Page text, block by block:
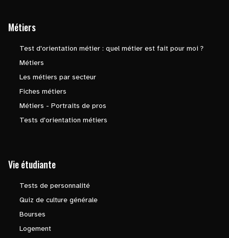
Métiers
Test d'orientation métier : quel métier est fait pour moi ?
Métiers
Les métiers par secteur
Fiches métiers
Métiers - Portraits de pros
Tests d'orientation métiers
Vie étudiante
Tests de personnalité
Quiz de culture générale
Bourses
Logement